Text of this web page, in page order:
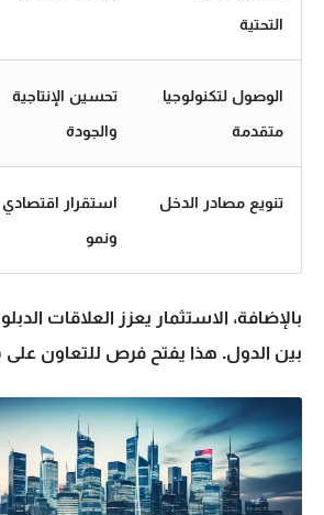
التحتية
الوصول لتكنولوجيا
متقدمة
تحسين الإنتاجية
والجودة
تنويع مصادر الدخل
استقرار اقتصادي
ونمو
بالإضافة، الاستثمار يعزز العلاقات
بين الدول. هذا يفتح فرص للتعاون